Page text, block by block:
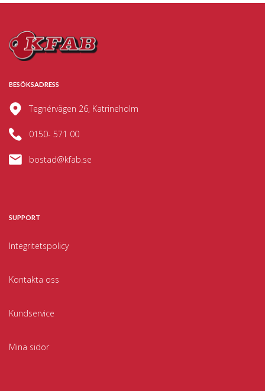
BESÖKSADRESS
Tegnérvägen 26, Katrineholm
0150- 571 00
bostad@kfab.se
SUPPORT
Integritetspolicy
Kontakta oss
Kundservice
Mina sidor